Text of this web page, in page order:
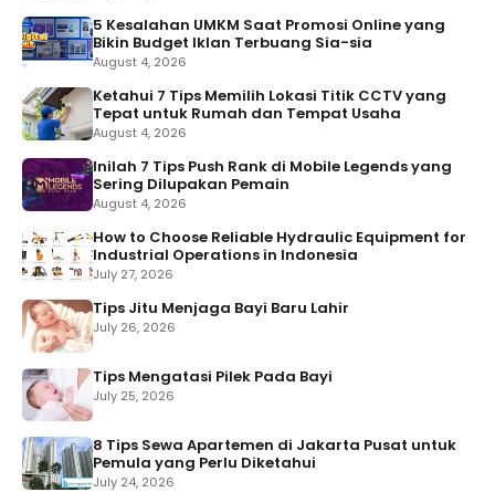
5 Kesalahan UMKM Saat Promosi Online yang
Bikin Budget Iklan Terbuang Sia-sia
August 4, 2026
Ketahui 7 Tips Memilih Lokasi Titik CCTV yang
Tepat untuk Rumah dan Tempat Usaha
August 4, 2026
Inilah 7 Tips Push Rank di Mobile Legends yang
Sering Dilupakan Pemain
August 4, 2026
How to Choose Reliable Hydraulic Equipment for
Industrial Operations in Indonesia
July 27, 2026
Tips Jitu Menjaga Bayi Baru Lahir
July 26, 2026
Tips Mengatasi Pilek Pada Bayi
July 25, 2026
8 Tips Sewa Apartemen di Jakarta Pusat untuk
Pemula yang Perlu Diketahui
July 24, 2026